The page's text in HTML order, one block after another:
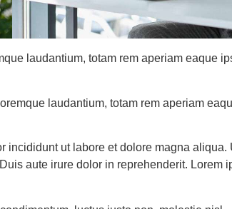
laudantium, totam rem aperiam eaque
laudantium, totam rem aperiam
ut labore et dolore magna
aute irure dolor in reprehenderit. Lorem